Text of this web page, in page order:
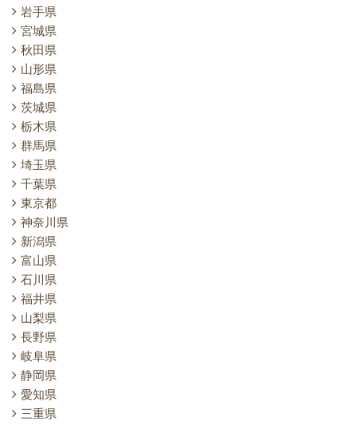
岩手県
宮城県
秋田県
山形県
福島県
茨城県
栃木県
群馬県
埼玉県
千葉県
東京都
神奈川県
新潟県
富山県
石川県
福井県
山梨県
長野県
岐阜県
静岡県
愛知県
三重県